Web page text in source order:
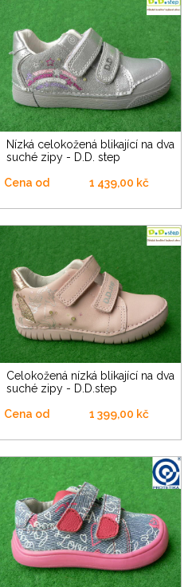
Nízká celokožená blikající na dva
suché zipy - D.D. step
Cena od 1 439,00 kč
Celokožená nízká blikající na dva
suché zipy - D.D.step
Cena od 1 399,00 kč